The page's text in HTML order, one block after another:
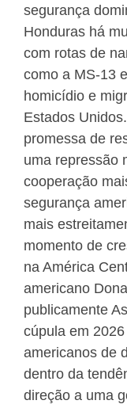
segurança
Honduras há
com rotas de
como a MS-13
homicídio e
Estados
promessa de
uma repressão
cooperação
segurança
mais
momento de
na América
americano
publicamente
cúpula em
americanos de
dentro da
direção a uma